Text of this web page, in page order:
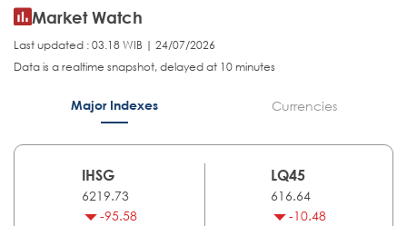
Market Watch
Last updated : 03.18 WIB | 24/07/2026
Data is a realtime snapshot, delayed at 10 minutes
Major Indexes Currencies
IHSG
6219.73
-95.58
LQ45
616.64
-10.48